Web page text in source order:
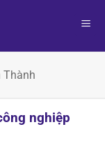
Thành
nghiệp